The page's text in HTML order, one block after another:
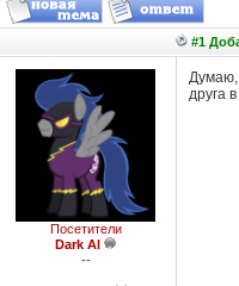
#1
Посетители
Dark Al
--
Думаю,
друга